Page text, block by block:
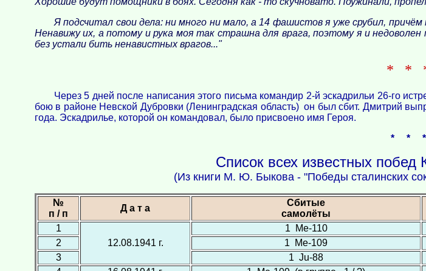
Я подсчитал свои дела: ни много ни мало, а 14 фашистов я уже срубил,
Ненавижу их, а потому и рука моя так страшна для врага, поэтому я и
без устали бить ненавистных врагов..."
* *
Через 5 дней после написания этого письма командир 2-й эскадрильи 26-го
бою в районе Невской Дубровки (Ленинградская область) он был сбит. Дмитрий
года. Эскадрилье, которой он командовал, было присвоено имя Героя.
* * *
Список всех известных
(Из книги М. Ю. Быкова - "Победы сталинских
№
п / п
Д а т а
Сбитые
самолёты
1
12.08.1941 г.
1 Ме-110
2 1 Ме-109
3
1 Ju-88